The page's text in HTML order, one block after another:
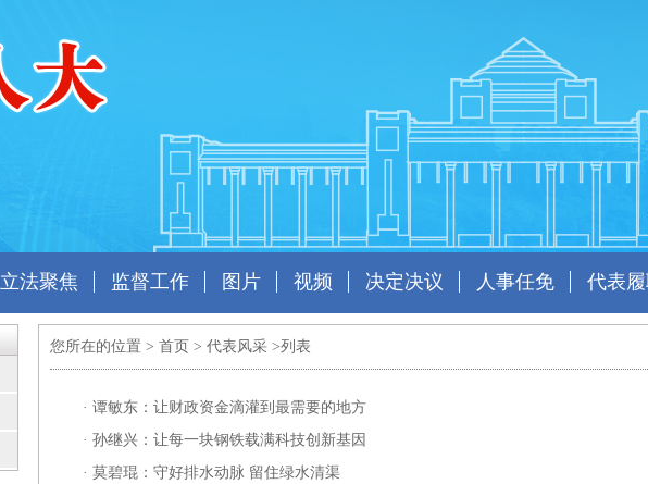
立法聚焦 监督工作 图片 视频 决定决议 人事任免 代表
您所在的位置 > 首页 > 代表风采 >列表
· 谭敏东：让财政资金滴灌到最需要的地方
· 孙继兴：让每一块钢铁载满科技创新基因
· 莫碧琨：守好排水动脉 留住绿水清渠